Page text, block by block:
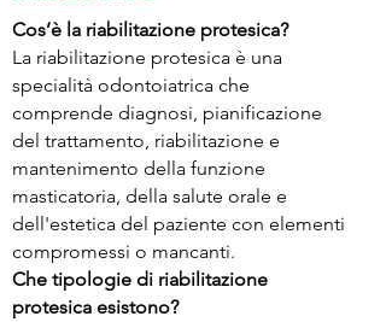
Cos’è la riabilitazione protesica?
La riabilitazione protesica è una
specialità odontoiatrica che
comprende diagnosi, pianificazione
del trattamento, riabilitazione e
mantenimento della funzione
masticatoria, della salute orale e
dell'estetica del paziente con elementi
compromessi o mancanti.
Che tipologie di riabilitazione
protesica esistono?